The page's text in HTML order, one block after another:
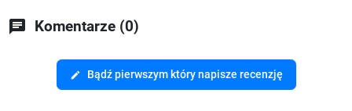
chat Komentarze (0)
edit Bądź pierwszym który napisze recenzję